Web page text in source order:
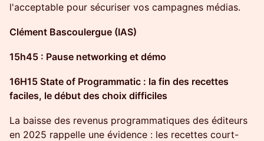
l'acceptable pour sécuriser vos campagnes médias.
Clément Bascoulergue (IAS)
15h45 : Pause networking et démo
16H15 State of Programmatic : la fin des recettes
faciles, le début des choix difficiles
La baisse des revenus programmatiques des éditeurs
en 2025 rappelle une évidence : les recettes court-